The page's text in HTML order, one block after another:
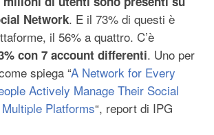
Network. E il 73% di questi è
il 56% a quattro. C’è
con 7 account differenti. Uno per
spiega “A Network for Every
Actively Manage Their Social
Platforms“, report di IPG